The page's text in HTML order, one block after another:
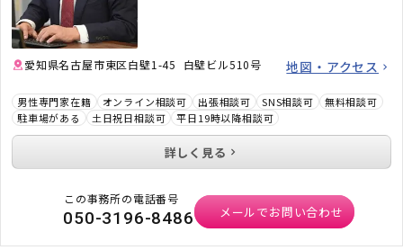
愛知県名古屋市東区白壁1-45 白壁ビル510号 地図・アクセス
男性専門家在籍 オンライン相談可 出張相談可 SNS相談可
無料相談可
駐車場がある
土日祝日相談可 平日19時以降相談可
詳しく見る
この事務所の電話番号
050-3196-8486 メールでお問い合わせ